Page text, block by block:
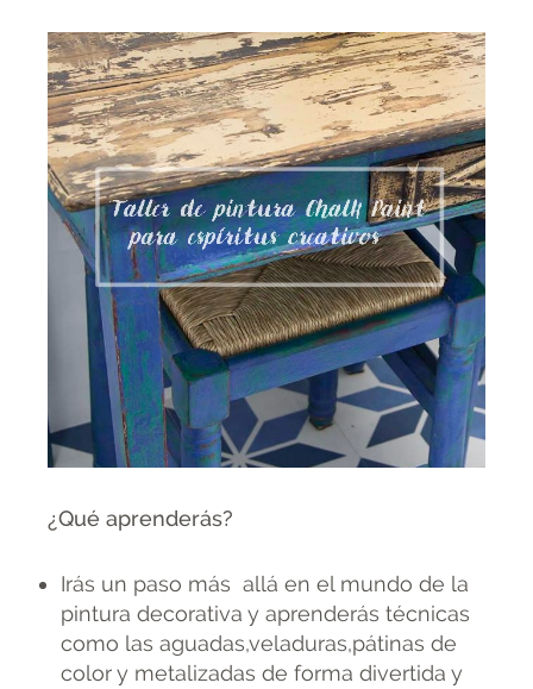
¿Qué aprenderás?
Irás un paso más allá en el mundo de la
pintura decorativa y aprenderás técnicas
como las aguadas,veladuras,pátinas de
color y metalizadas de forma divertida y